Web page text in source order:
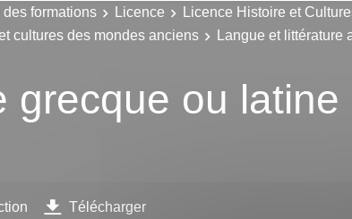
formations Licence
Licence Histoire et
cultures des mondes anciens
Langue et littérature
grecque ou latine
Télécharger